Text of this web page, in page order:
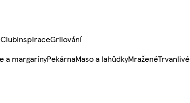
InspiraceGrilování
a margarínyPekárnaMaso a lahůdkyMraženéTrvanlivé